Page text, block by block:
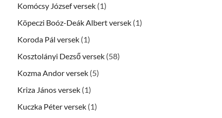
Komócsy József versek (1)
Köpeczi Boóz-Deák Albert versek (1)
Koroda Pál versek (1)
Kosztolányi Dezső versek (58)
Kozma Andor versek (5)
Kriza János versek (1)
Kuczka Péter versek (1)